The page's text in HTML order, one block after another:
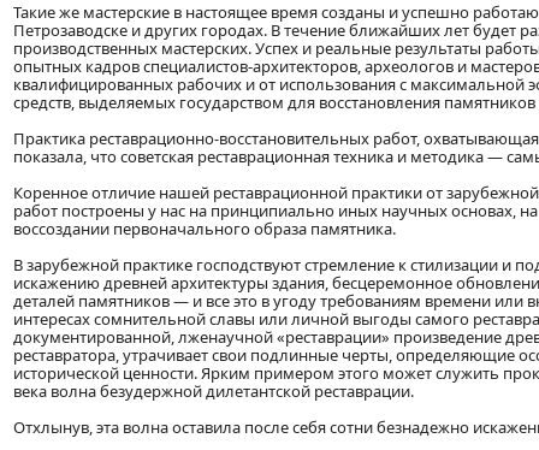
Такие же мастерские в настоящее время созданы и успешно
Петрозаводске и других городах. В течение ближайших лет будет
производственных мастерских. Успех и реальные результаты
опытных кадров специалистов-архитекторов, археологов и
квалифицированных рабочих и от использования с
средств, выделяемых государством для восстановления
Практика реставрационно-восстановительных работ,
показала, что советская реставрационная техника и методика —
Коренное отличие нашей реставрационной практики от
работ построены у нас на принципиально иных научных основах,
воссоздании первоначального образа памятника.
В зарубежной практике господствуют стремление к стилизации
искажению древней архитектуры здания, бесцеремонное
деталей памятников — и все это в угоду требованиям времени или
интересах сомнительной славы или личной выгоды самого
документированной, лженаучной «реставрации» произведение
реставратора, утрачивает свои подлинные черты, определяющие
исторической ценности. Ярким примером этого может служить
века волна безудержной дилетантской реставрации.
Отхлынув, эта волна оставила после себя сотни безнадежно